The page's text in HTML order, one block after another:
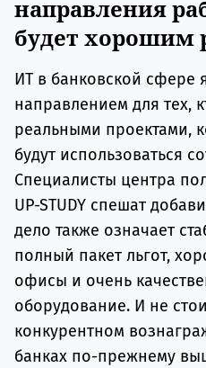
направления
будет хорошим
ИТ в банковской сфере
направлением для тех,
реальными проектами,
будут использоваться
Специалисты центра
UP-STUDY спешат
дело также означает
полный пакет льгот,
офисы и очень
оборудование. И не
конкурентном
банках по-прежнему